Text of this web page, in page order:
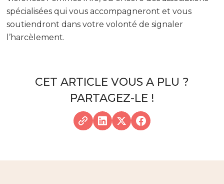
spécialisées qui vous accompagneront et vous
soutiendront dans votre volonté de signaler
l’harcèlement.
CET ARTICLE VOUS A PLU ?
PARTAGEZ-LE !